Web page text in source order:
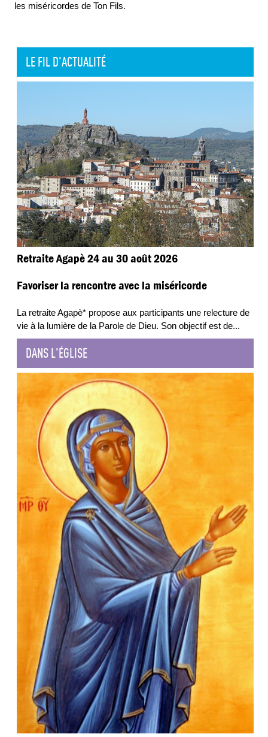
les miséricordes de Ton Fils.
LE FIL D'ACTUALITÉ
Retraite Agapè 24 au 30 août 2026
Favoriser la rencontre avec la miséricorde
La retraite Agapè* propose aux participants une relecture de
vie à la lumière de la Parole de Dieu. Son objectif est de...
DANS L'ÉGLISE